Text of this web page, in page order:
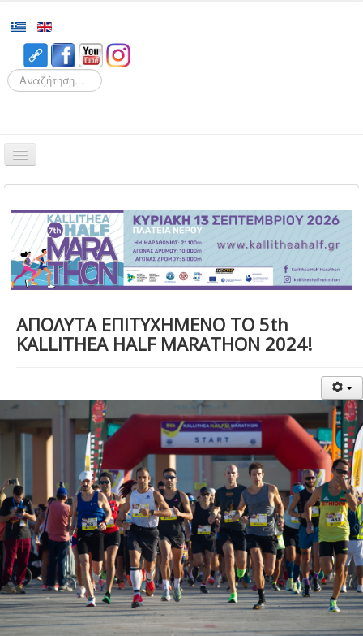
Search
Αγώνες
Διοργάνωση
Εθελοντισμός
Εγγραφές
Αποτελέσματα
Χορηγοί
Επικοινωνία
ΑΠΟΛΥΤΑ ΕΠΙΤΥΧΗΜΕΝΟ ΤΟ 5th
KALLITHEA HALF MARATHON 2024!